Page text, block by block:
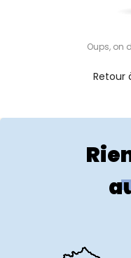
Oups, on
Retour